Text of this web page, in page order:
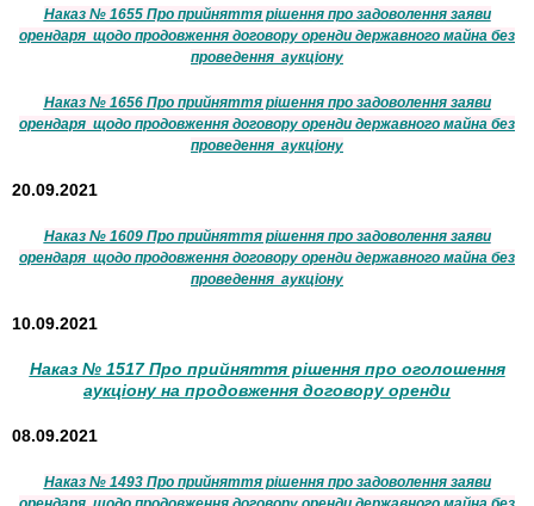
Наказ № 1655 Про прийняття рішення про задоволення заяви
орендаря щодо продовження договору оренди державного майна без
проведення аукціону
Наказ № 1656 Про прийняття рішення про задоволення заяви
орендаря щодо продовження договору оренди державного майна без
проведення аукціону
20.09.2021
Наказ № 1609 Про прийняття рішення про задоволення заяви
орендаря щодо продовження договору оренди державного майна без
проведення аукціону
10.09.2021
Наказ № 1517 Про прийняття рішення про оголошення
аукціону на продовження договору оренди
08.09.2021
Наказ № 1493 Про прийняття рішення про задоволення заяви